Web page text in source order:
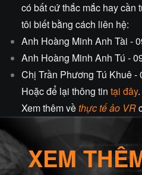
có bất cứ thắc mắc hay cần
tôi biết bằng cách liên hệ:
Anh Hoàng Minh Anh Tài -
Anh Hoàng Minh Anh Tú -
Chị Trần Phương Tú Khuê -
Hoặc để lại thông tin tại đây.
Xem thêm vềthực tế ảo VR
XEM